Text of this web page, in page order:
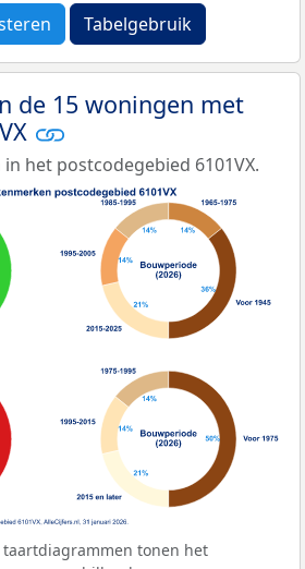
Tabelgebruik
de 15 woningen met
het postcodegebied 6101VX.
taartdiagrammen tonen het